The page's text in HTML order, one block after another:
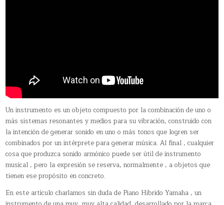
Un instrumento es un objeto compuesto por la combinación de uno o
más sistemas resonantes y medios para su vibración, construido con
la intención de generar sonido en uno o más tonos que logren ser
combinados por un intérprete para generar música. Al final , cualquier
cosa que produzca sonido armónico puede ser útil de instrumento
musical , pero la expresión se reserva, normalmente , a objetos que
tienen ese propósito en concreto.
En este artículo charlamos sin duda de Piano Hibrido Yamaha , un